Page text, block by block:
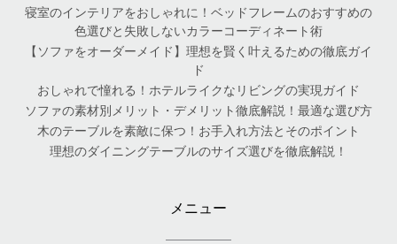
寝室のインテリアをおしゃれに！ベッドフレームのおすすめの
色選びと失敗しないカラーコーディネート術
【ソファをオーダーメイド】理想を賢く叶えるための徹底ガイ
ド
おしゃれで憧れる！ホテルライクなリビングの実現ガイド
ソファの素材別メリット・デメリット徹底解説！最適な選び方
木のテーブルを素敵に保つ！お手入れ方法とそのポイント
理想のダイニングテーブルのサイズ選びを徹底解説！
メニュー